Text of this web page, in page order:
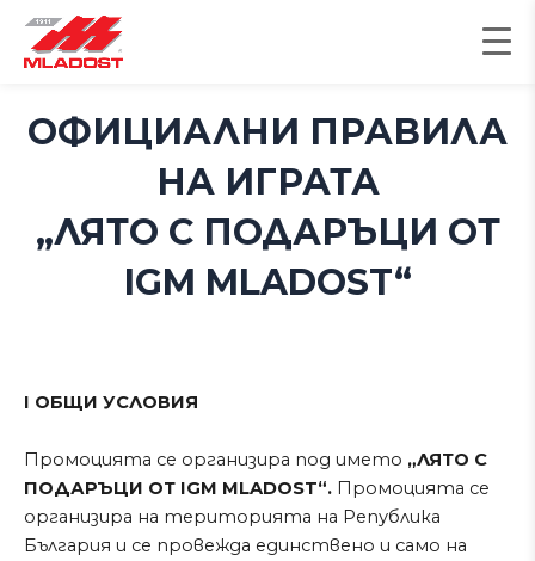
Skip
content
ОФИЦИАЛНИ ПРАВИЛА
НА ИГРАТА
„ЛЯТО С ПОДАРЪЦИ ОТ
IGM MLADOST“
I ОБЩИ УСЛОВИЯ
Промоцията се организира под името „ЛЯТО С
ПОДАРЪЦИ ОТ IGM MLADOST“. Промоцията се
организира на територията на Република
България и се провежда единствено и само на